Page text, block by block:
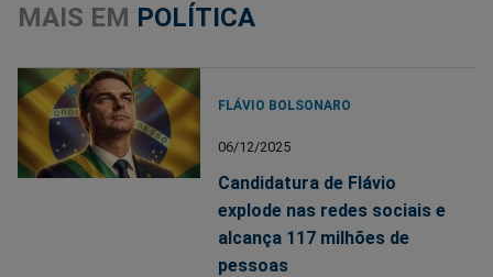
MAIS EM POLÍTICA
FLÁVIO BOLSONARO
06/12/2025
Candidatura de Flávio
explode nas redes sociais e
alcança 117 milhões de
pessoas